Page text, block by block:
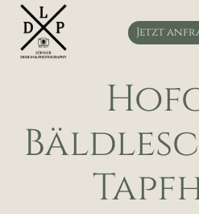
Zum
Inhalt
springen
Jetzt